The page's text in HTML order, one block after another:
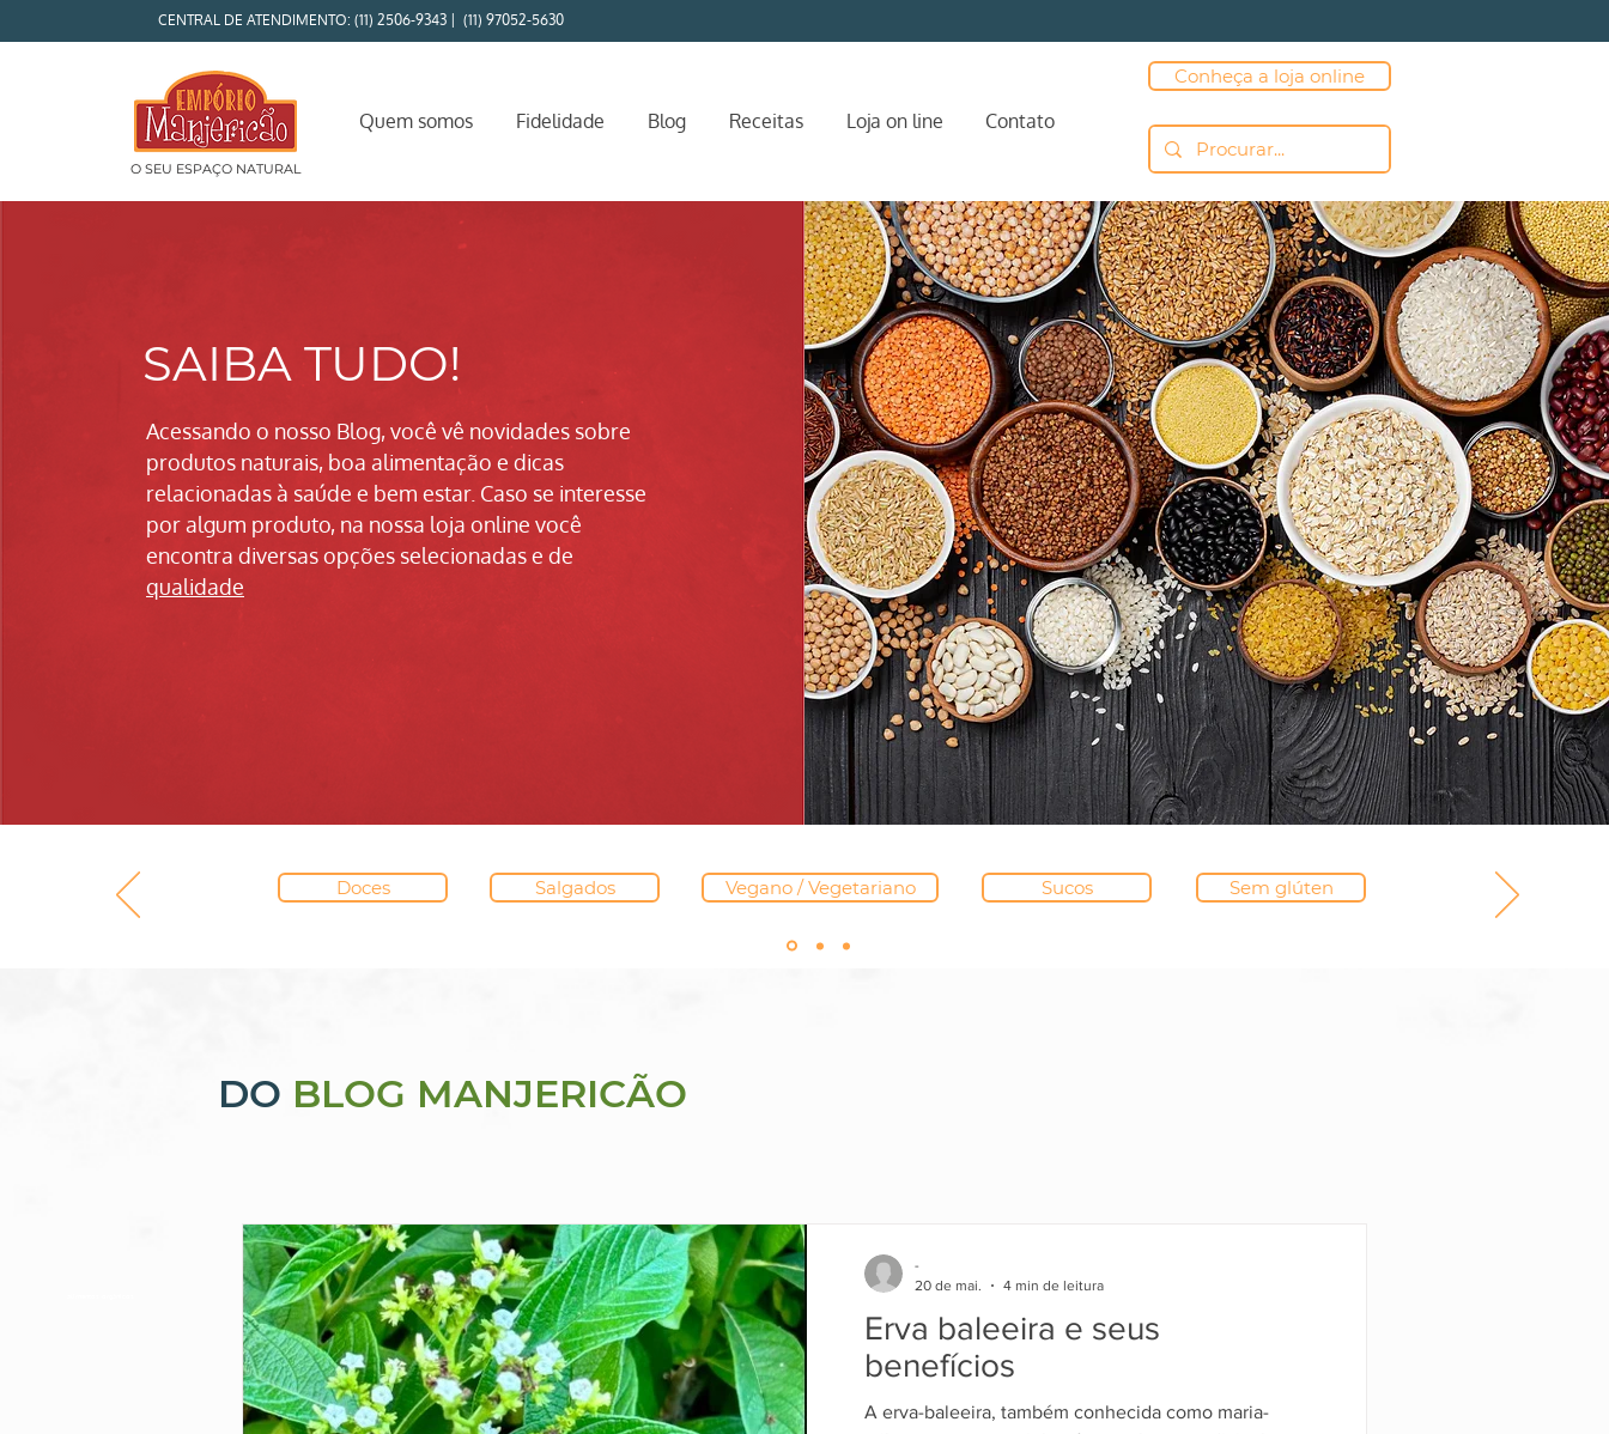
CENTRAL DE ATENDIMENTO: (11) 2506-9343 | (11) 97052-5630
O SEU ESPAÇO NATURAL
Quem somos Fidelidade Blog Receitas Loja on line Contato
Conheça a loja online
SAIBA TUDO!
Acessando o nosso Blog, você vê novidades sobre
produtos naturais, boa alimentação e dicas
relacionadas à saúde e bem estar. Caso se interesse
por algum produto, na nossa loja online você
encontra diversas opções selecionadas e de
qualidade
Doces Salgados Vegano / Vegetariano Sucos Sem glúten
DO BLOG MANJERICÃO
Erva baleeira e seus
benefícios
A erva-baleeira, também conhecida como maria-
-
20 de mai.
4 min de leitura